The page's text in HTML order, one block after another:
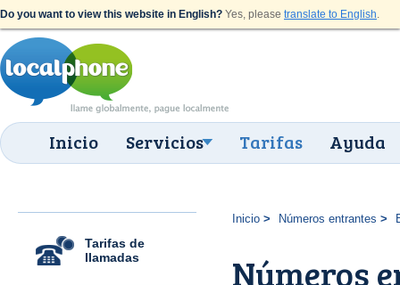
Do you want to view this website in English? Yes, please translate to English.
Inicio Servicios Tarifas Ayuda
Tarifas de
llamadas
Inicio Números entrantes
Números